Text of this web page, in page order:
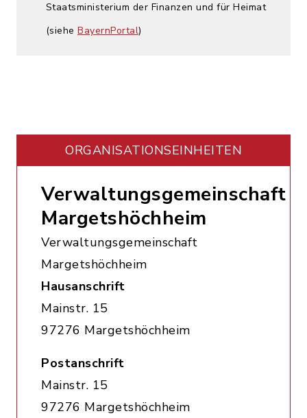
Staatsministerium der Finanzen und für Heimat
(siehe BayernPortal)
ORGANISATIONS­EINHEITEN
Verwaltungsgemeinschaft
Margetshöchheim
Verwaltungsgemeinschaft
Margetshöchheim
Hausanschrift
Mainstr. 15
97276 Margetshöchheim
Postanschrift
Mainstr. 15
97276 Margetshöchheim